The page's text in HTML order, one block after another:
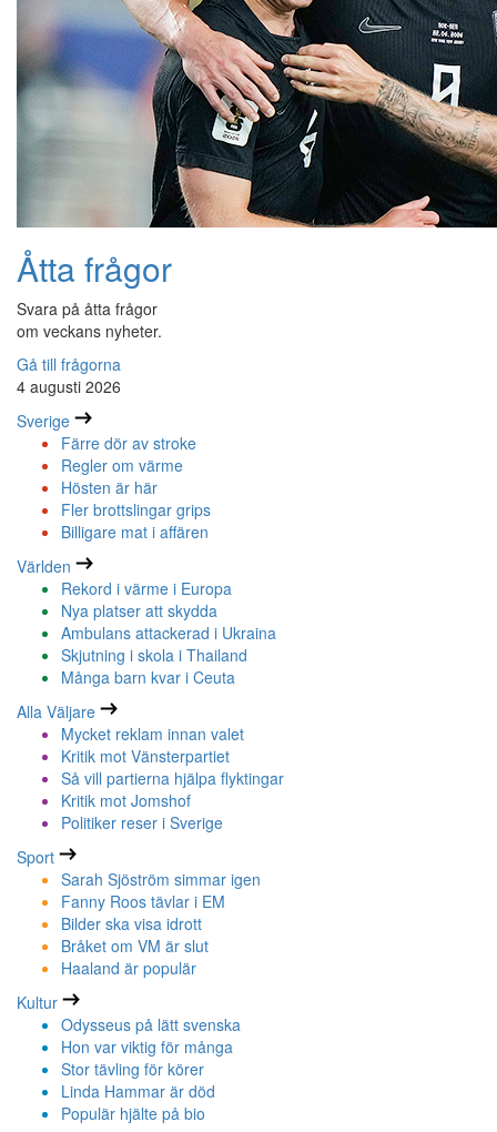
Åtta frågor
Svara på åtta frågor
om veckans nyheter.
Gå till frågorna
4 augusti 2026
Sverige
Färre dör av stroke
Regler om värme
Hösten är här
Fler brottslingar grips
Billigare mat i affären
Världen
Rekord i värme i Europa
Nya platser att skydda
Ambulans attackerad i Ukraina
Skjutning i skola i Thailand
Många barn kvar i Ceuta
Alla Väljare
Mycket reklam innan valet
Kritik mot Vänsterpartiet
Så vill partierna hjälpa flyktingar
Kritik mot Jomshof
Politiker reser i Sverige
Sport
Sarah Sjöström simmar igen
Fanny Roos tävlar i EM
Bilder ska visa idrott
Bråket om VM är slut
Haaland är populär
Kultur
Odysseus på lätt svenska
Hon var viktig för många
Stor tävling för körer
Linda Hammar är död
Populär hjälte på bio